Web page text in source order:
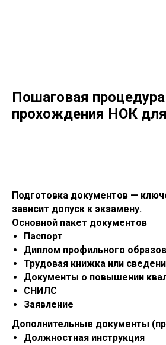
Пошаговая процедура
прохождения НОК
Подготовка документов —
зависит допуск к экзамену.
Основной пакет документов
Паспорт
Диплом профильного
Трудовая книжка или
Документы о повышении
СНИЛС
Заявление
Дополнительные документы
Должностная инструкция